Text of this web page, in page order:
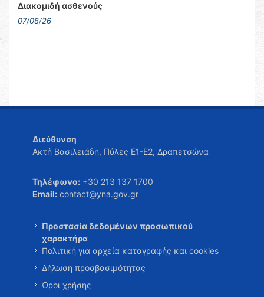
Διακομιδή ασθενούς
07/08/26
Διεύθυνση
Ακτή Βασιλειάδη, Πύλες Ε1-Ε2, Δραπετσώνα
Τηλέφωνο: +30 213 137 1700
Email: contact@yna.gov.gr
Προστασία δεδομένων προσωπικού
χαρακτήρα
Πολιτική για αρχεία καταγραφής και cookies
Δήλωση προσβασιμότητας
Όροι χρήσης